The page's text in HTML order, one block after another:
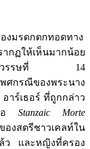
งมรดกตกทอดทาง
ให้เห็นมากน้อย
สต์ศตวรรษที่ 14
กรณีของพระนาง
ร์เธอร์ ที่ถูกกล่าว
อ Stanzaic Morte
งสตรีชาวเคลท์ใน
และหญิงที่ครอง